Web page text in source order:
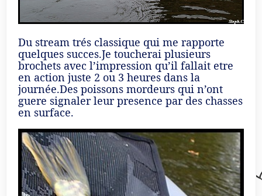
Du stream trés classique qui me rapporte
quelques succes.Je toucherai plusieurs
brochets avec l’impression qu’il fallait etre
en action juste 2 ou 3 heures dans la
journée.Des poissons mordeurs qui n’ont
guere signaler leur presence par des chasses
en surface.